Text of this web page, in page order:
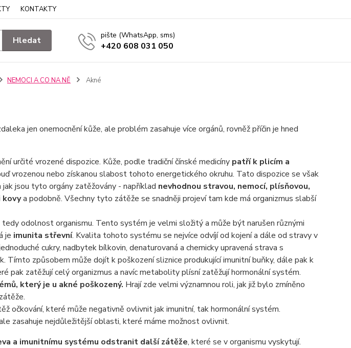
KONTAKTY
Hledat pište (WhatsApp, sms)
+420 608 031 050
NEMOCI A CO NA NĚ Akné
jen onemocnění kůže, ale problém zasahuje více orgánů, rovněž příčin je hned
určité vrozené dispozice. Kůže, podle tradiční čínské medicíny patří k plicím a
vrozenou nebo získanou slabost tohoto energetického okruhu. Tato dispozice se však
jsou tyto orgány zatěžovány - například nevhodnou stravou, nemocí, plísňovou,
kovya podobně. Všechny tyto zátěže se snadněji projeví tam kde má organizmus slabší
odolnost organismu. Tento systém je velmi složitý a může být narušen různými
je imunita střevní. Kvalita tohoto systému se nejvíce odvíjí od kojení a dále od stravy v
cukry, nadbytek bílkovin, denaturovaná a chemicky upravená strava s
Tímto způsobem může dojít k poškození sliznice produkující imunitní buňky, dále pak k
pak zatěžují celý organizmus a navíc metabolity plísní zatěžují hormonální systém.
který je u akné poškozený. Hrají zde velmi významnou roli, jak již bylo zmíněno
očkování, které může negativně ovlivnit jak imunitní, tak hormonální systém.
zasahuje nejdůležitější oblasti, které máme možnost ovlivnit.
a imunitnímu systému odstranit další zátěže, které se v organismu vyskytují.